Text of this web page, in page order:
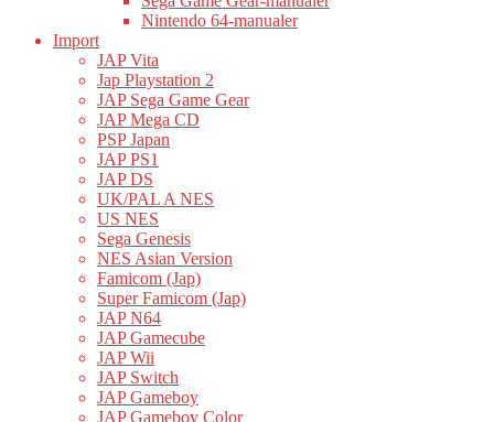
Nintendo 64-manualer
Import
JAP Vita
Jap Playstation 2
JAP Sega Game Gear
JAP Mega CD
PSP Japan
JAP PS1
JAP DS
UK/PAL A NES
US NES
Sega Genesis
NES Asian Version
Famicom (Jap)
Super Famicom (Jap)
JAP N64
JAP Gamecube
JAP Wii
JAP Switch
JAP Gameboy
JAP Gameboy Color